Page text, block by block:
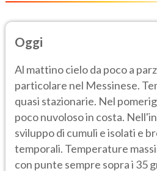
Oggi
Al mattino cielo da poco a
particolare nel Messinese.
quasi stazionarie. Nel
poco nuvoloso in costa.
sviluppo di cumuli e isolati e
temporali. Temperature
con punte sempre sopra i 35